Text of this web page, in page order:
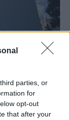
parties, or
for
opt-out
that after your
Δήμου